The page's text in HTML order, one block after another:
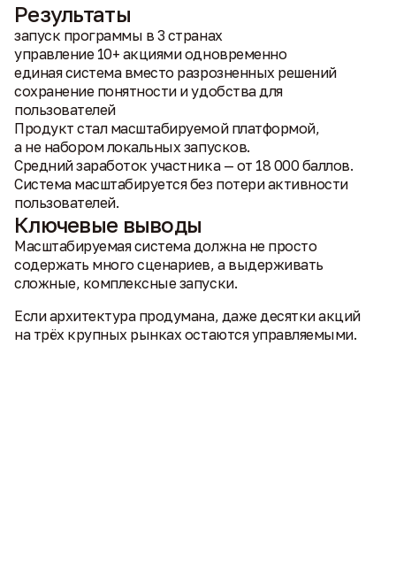
Результаты
запуск программы в 3 странах
управление 10+ акциями одновременно
единая система вместо разрозненных решений
сохранение понятности и удобства для
пользователей
Продукт стал масштабируемой платформой,
а не набором локальных запусков.
Средний заработок участника — от 18 000 баллов.
Система масштабируется без потери активности
пользователей.
Ключевые выводы
Масштабируемая система должна не просто
содержать много сценариев, а выдерживать
сложные, комплексные запуски.
Если архитектура продумана, даже десятки акций
на трёх крупных рынках остаются управляемыми.